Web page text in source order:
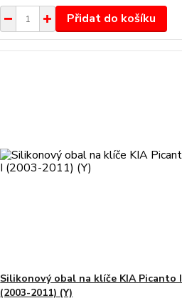
Přidat do košíku
Silikonový obal na klíče KIA Picanto I
(2003-2011) (Y)